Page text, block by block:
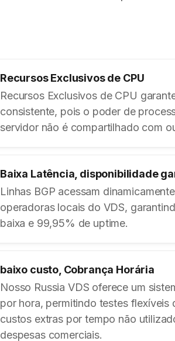
Recursos Exclusivos de CPU
Recursos Exclusivos de CPU
consistente, pois o poder de
servidor não é compartilhado com
Baixa Latência, disponibilidade
Linhas BGP acessam
operadoras locais do VDS,
baixa e 99,95% de uptime.
baixo custo, Cobrança Horária
Nosso Russia VDS oferece um
por hora, permitindo testes flexíveis
custos extras por tempo não
despesas comerciais.